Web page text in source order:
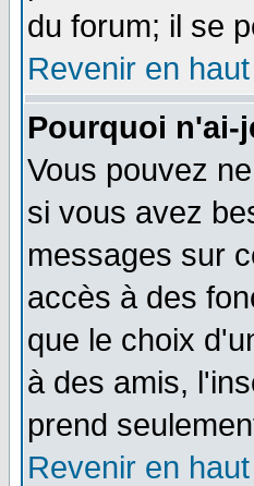
du forum; il se
Revenir en
Pourquoi n'ai-
Vous pouvez
si vous avez
messages sur
accès à des
que le choix
à des amis,
prend
Revenir en